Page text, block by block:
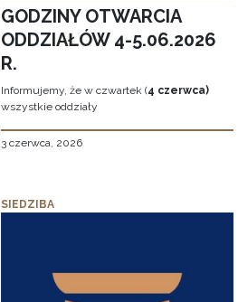
GODZINY OTWARCIA
ODDZIAŁÓW 4-5.06.2026
R.
Informujemy, że w czwartek (4 czerwca)
wszystkie oddziały
3 czerwca, 2026
SIEDZIBA